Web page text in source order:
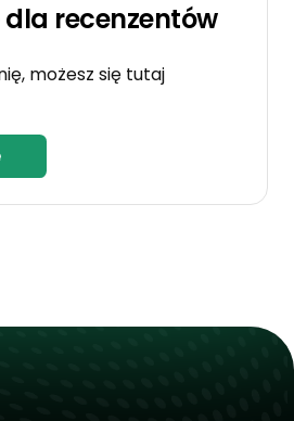
recenzentów
możesz się tutaj